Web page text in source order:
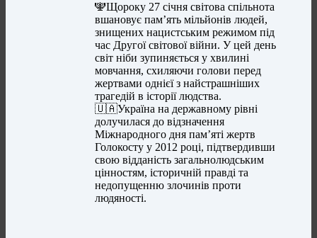
🕎Щороку 27 січня світова спільнота
вшановує пам’ять мільйонів людей,
знищених нацистським режимом під
час Другої світової війни. У цей день
світ ніби зупиняється у хвилині
мовчання, схиляючи голови перед
жертвами однієї з найстрашніших
трагедій в історії людства.
🇺🇦Україна на державному рівні
долучилася до відзначення
Міжнародного дня пам’яті жертв
Голокосту у 2012 році, підтвердивши
свою відданість загальнолюдським
цінностям, історичній правді та
недопущенню злочинів проти
людяності.